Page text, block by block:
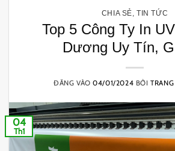
CHIA SẺ ,TIN TỨC
Top 5 Công Ty In
Dương Uy Tín,
ĐĂNG VÀO04/01/2024 BỞI
04
Th1